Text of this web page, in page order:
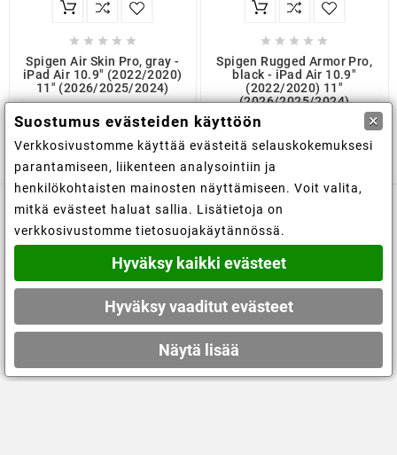
    
Spigen Air Skin Pro, gray -
iPad Air 10.9" (2022/2020)
11" (2026/2025/2024)
    
Spigen Rugged Armor Pro,
black - iPad Air 10.9"
(2022/2020) 11"
(2026/2025/2024)
Kaupan tiedot


Suostumus evästeiden käyttöön ×
Verkkosivustomme käyttää evästeitä selauskokemuksesi
parantamiseen, liikenteen analysointiin ja
henkilökohtaisten mainosten näyttämiseen. Voit valita,
mitkä evästeet haluat sallia. Lisätietoja on
verkkosivustomme tietosuojakäytännössä.
Hyväksy kaikki evästeet
Hyväksy vaaditut evästeet
Näytä lisää